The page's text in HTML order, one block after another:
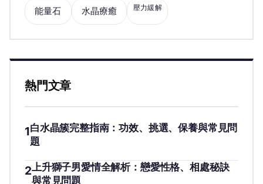
能量石 水晶療癒 壓力緩解
熱門文章
1白水晶簇完整指南：功效、挑選、保養與常見問
題
2上升獅子男愛情全解析：戀愛性格、相處秘訣
與常見問題